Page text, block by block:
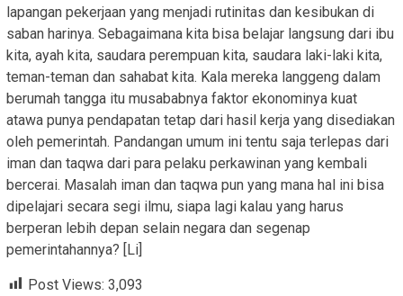
lapangan pekerjaan yang menjadi rutinitas dan kesibukan di
saban harinya. Sebagaimana kita bisa belajar langsung dari ibu
kita, ayah kita, saudara perempuan kita, saudara laki-laki kita,
teman-teman dan sahabat kita. Kala mereka langgeng dalam
berumah tangga itu musababnya faktor ekonominya kuat
atawa punya pendapatan tetap dari hasil kerja yang disediakan
oleh pemerintah. Pandangan umum ini tentu saja terlepas dari
iman dan taqwa dari para pelaku perkawinan yang kembali
bercerai. Masalah iman dan taqwa pun yang mana hal ini bisa
dipelajari secara segi ilmu, siapa lagi kalau yang harus
berperan lebih depan selain negara dan segenap
pemerintahannya? [Li]
Post Views: 3,093